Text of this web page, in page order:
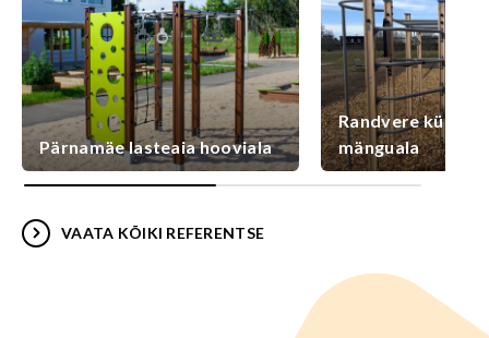
Pärnamäe lasteaia hooviala
Randvere
mänguala
VAATA KÕIKI REFERENTSE